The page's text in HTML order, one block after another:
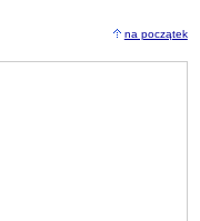
na początek